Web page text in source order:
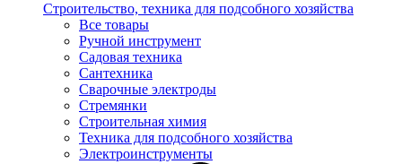
Строительство, техника для подсобного хозяйства
Все товары
Ручной инструмент
Садовая техника
Сантехника
Сварочные электроды
Стремянки
Строительная химия
Техника для подсобного хозяйства
Электроинструменты